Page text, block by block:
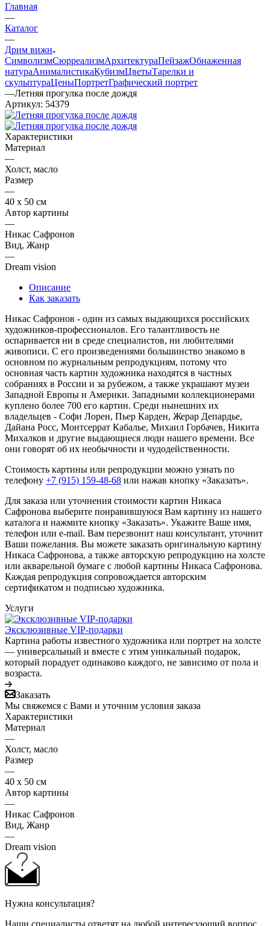
Главная
—
Каталог
—
Дрим вижн
СимволизмСюрреализмАрхитектураПейзажОбнаженная
натураАнималистикаКубизмЦветыТарелки и
скульптураЦеныПортретГрафический портрет
—Летняя прогулка после дождя
Артикул: 54379
Характеристики
Материал
—
Холст, масло
Размер
—
40 х 50 см
Автор картины
—
Никас Сафронов
Вид, Жанр
—
Dream vision
Описание
Как заказать
Никас Сафронов - один из самых выдающихся российских
художников-профессионалов. Его талантливость не
оспаривается ни в среде специалистов, ни любителями
живописи. С его произведениями большинство знакомо в
основном по журнальным репродукциям, потому что
основная часть картин художника находятся в частных
собраниях в России и за рубежом, а также украшают музеи
Западной Европы и Америки. Западными коллекционерами
куплено более 700 его картин. Среди нынешних их
владельцев - Софи Лорен, Пьер Карден, Жерар Депардье,
Дайана Росс, Монтсеррат Кабалье, Михаил Горбачев, Никита
Михалков и другие выдающиеся люди нашего времени. Все
они говорят об их необычности и чудодейственности.
Стоимость картины или репродукции можно узнать по
телефону +7 (915) 159-48-68 или нажав кнопку «Заказать».
Для заказа или уточнения стоимости картин Никаса
Сафронова выберите понравившуюся Вам картину из нашего
каталога и нажмите кнопку «Заказать». Укажите Ваше имя,
телефон или e-mail. Вам перезвонит наш консультант, уточнит
Ваши пожелания. Вы можете заказать оригинальную картину
Никаса Сафронова, а также авторскую репродукцию на холсте
или акварельной бумаге с любой картины Никаса Сафронова.
Каждая репродукция сопровождается авторским
сертификатом и подписью художника.
Услуги
Эксклюзивные VIP-подарки
Картина работы известного художника или портрет на холсте
— универсальный и вместе с этим уникальный подарок,
который порадует одинаково каждого, не зависимо от пола и
возраста.
Заказать
Мы свяжемся с Вами и уточним условия заказа
Характеристики
Материал
—
Холст, масло
Размер
—
40 х 50 см
Автор картины
—
Никас Сафронов
Вид, Жанр
—
Dream vision
Нужна консультация?
Наши специалисты ответят на любой интересующий вопрос